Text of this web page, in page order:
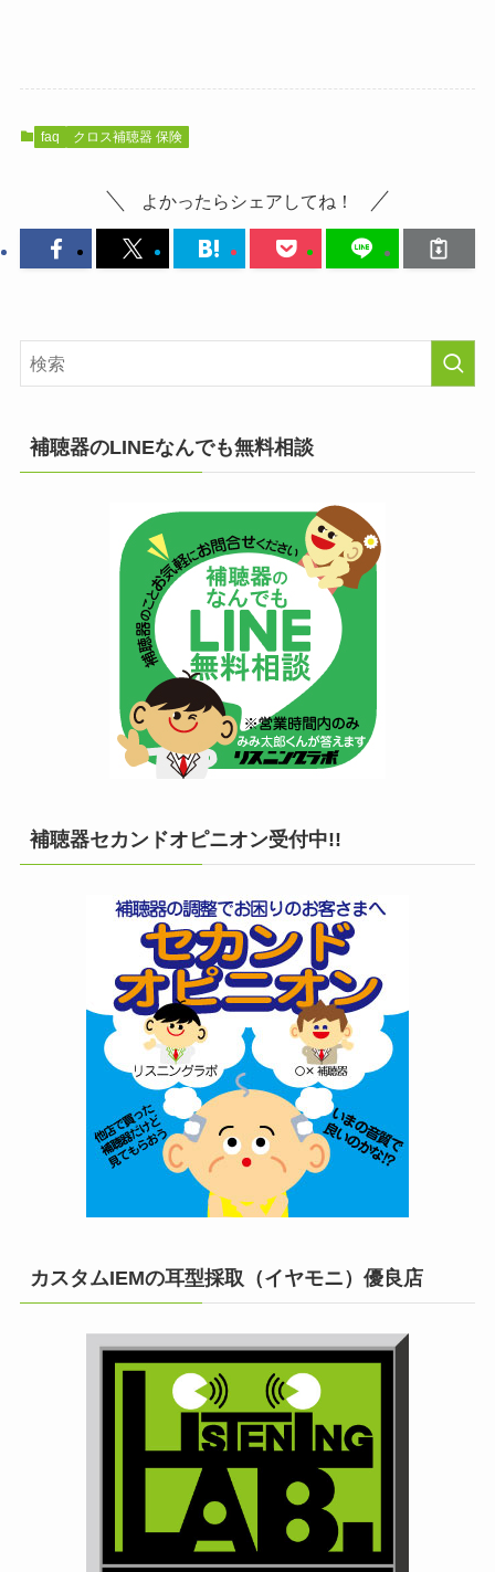
faq クロス補聴器 保険
よかったらシェアしてね！
補聴器のLINEなんでも無料相談
補聴器セカンドオピニオン受付中!!
カスタムIEMの耳型採取（イヤモニ）優良店